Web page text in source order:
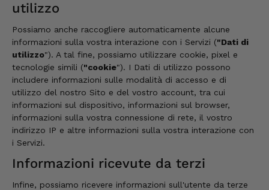
utilizzo
Possiamo anche raccogliere automaticamente alcune
informazioni sulla vostra interazione con i Servizi ("Dati di
utilizzo"). A tal fine, possiamo utilizzare cookie, pixel e
tecnologie simili ("cookie"). I Dati di utilizzo possono
includere informazioni sulle modalità di accesso e di
utilizzo del nostro Sito e del vostro account, tra cui
informazioni sul dispositivo, informazioni sul browser,
informazioni sulla vostra connessione di rete, il vostro
indirizzo IP e altre informazioni sulla vostra interazione con
i Servizi.
Informazioni ricevute da terzi
Infine, possiamo ricevere informazioni sull'utente da terze